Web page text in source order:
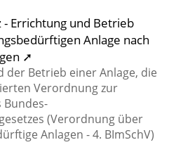
Errichtung und Betrieb
Anlage nach
➚
der Betrieb einer Anlage, die
Verordnung zur
(Verordnung über
Anlagen - 4. BImSchV)